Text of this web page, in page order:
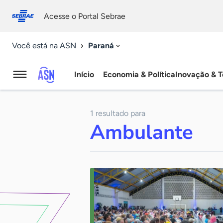
conosco
Acesse o Portal Sebrae
Você está na ASN Paraná
Agência
Notícias
Início Economia & PolíticaInovação &
1 resultado para
Ambulante